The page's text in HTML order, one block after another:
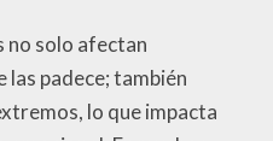
no solo afectan
las padece; también
lo que impacta